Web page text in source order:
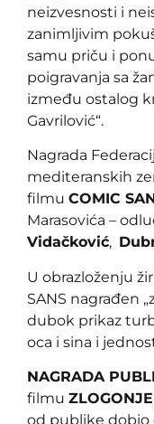
neizvesnosti i
zanimljivim
samu priču i
poigravanja sa
između ostalog
Gavrilović“.
Nagrada
mediteranskih
filmu COMIC
Marasovića –
Vidačković,
U obrazloženju
SANS nagrađen
dubok prikaz
oca i sina i
NAGRADA
filmu ZLOGONJE
od publike dobio